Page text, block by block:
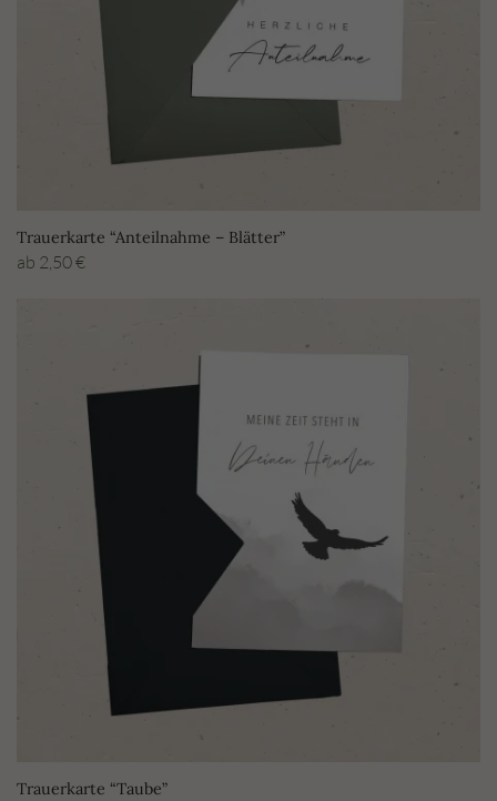
Trauerkarte “Anteilnahme – Blätter”
ab 2,50€
Trauerkarte “Taube”